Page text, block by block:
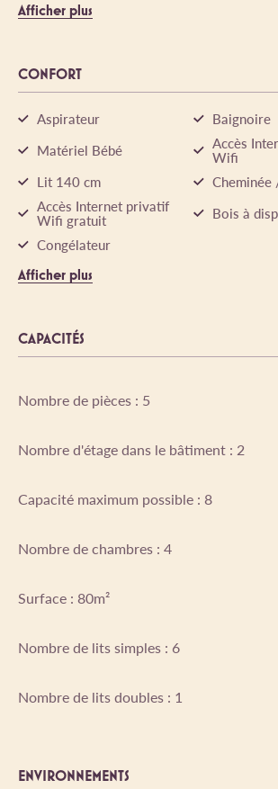
Afficher plus
CONFORT
Aspirateur
Baignoire
Matériel Bébé
Accès
Wifi
Lit 140 cm
Cheminée
Accès Internet privatif
Wifi gratuit
Bois à
Congélateur
Afficher plus
CAPACITÉS
Nombre de pièces : 5
Nombre d'étage dans le bâtiment : 2
Capacité maximum possible : 8
Nombre de chambres : 4
Surface : 80m²
Nombre de lits simples : 6
Nombre de lits doubles : 1
ENVIRONNEMENTS